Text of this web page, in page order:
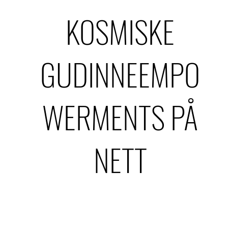
KOSMISKE
GUDINNEEMPO
WERMENTS PÅ
NETT